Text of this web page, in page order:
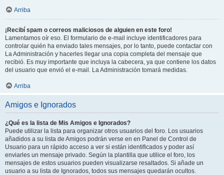
Arriba
¡Recibí spam o correos maliciosos de alguien en este foro!
Lamentamos oír eso. El formulario de e-mail incluye identificadores para
controlar quién ha enviado tales mensajes, por lo tanto, puede contactar con
La Administración y hacerles llegar una copia completa del mensaje que
recibió. Es muy importante que incluya la cabecera, ya que contiene los datos
del usuario que envió el e-mail. La Administración tomará medidas.
Arriba
Amigos e Ignorados
¿Qué es la lista de Mis Amigos e Ignorados?
Puede utilizar la lista para organizar otros usuarios del foro. Los usuarios
añadidos a su lista de Amigos podrán verse en en Panel de Control de
Usuario para un rápido acceso a ver si están identificados y poder así
enviarles un mensaje privado. Según la plantilla que utilice el foro, los
mensajes de estos usuarios pueden visualizarse resaltados. Si añade un
usuario a su lista de Ignorados, todos sus mensajes quedarán ocultos.